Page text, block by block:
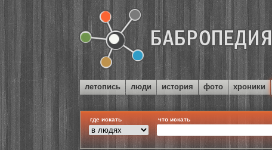
летопись люди история фото хроники
где искать что искать